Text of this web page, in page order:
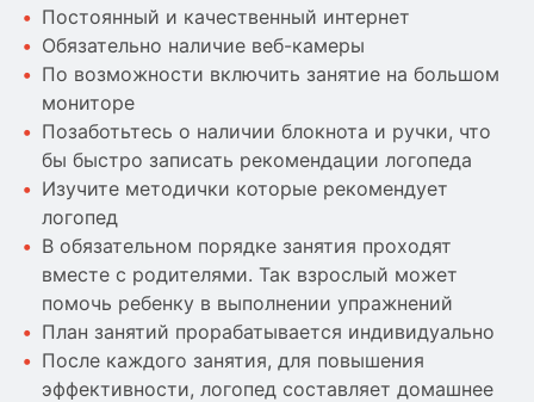
Постоянный и качественный интернет
Обязательно наличие веб-камеры
По возможности включить занятие на большом
мониторе
Позаботьтесь о наличии блокнота и ручки, что
бы быстро записать рекомендации логопеда
Изучите методички которые рекомендует
логопед
В обязательном порядке занятия проходят
вместе с родителями. Так взрослый может
помочь ребенку в выполнении упражнений
План занятий прорабатывается индивидуально
После каждого занятия, для повышения
эффективности, логопед составляет домашнее